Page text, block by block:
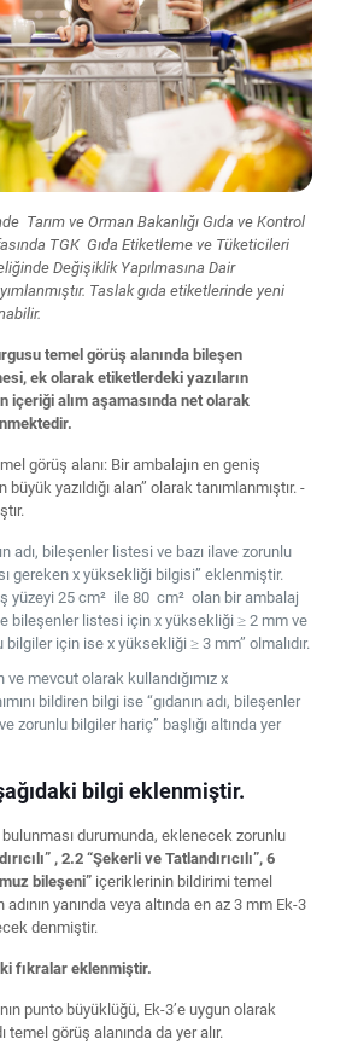
Tarım ve Orman Bakanlığı Gıda ve Kontrol
TGK Gıda Etiketleme ve Tüketicileri
Değişiklik Yapılmasına Dair
Taslak gıda etiketlerinde yeni
temel görüş alanında bileşen
ek olarak etiketlerdeki yazıların
içeriği alım aşamasında net olarak
görüş alanı: Bir ambalajın en geniş
yazıldığı alan” olarak tanımlanmıştır. -
adı, bileşenler listesi ve bazı ilave zorunlu
gereken x yüksekliği bilgisi” eklenmiştir.
yüzeyi 25 cm² ile 80 cm² olan bir ambalaj
ve bileşenler listesi için x yüksekliği ≥ 2 mm ve
bilgiler için ise x yüksekliği ≥ 3 mm” olmalıdır.
ve mevcut olarak kullandığımız x
bildiren bilgi ise “gıdanın adı, bileşenler
zorunlu bilgiler hariç” başlığı altında yer
bilgi eklenmiştir.
durumunda, eklenecek zorunlu
,2.2 “Şekerli ve Tatlandırıcılı”, 6
bileşeni” içeriklerinin bildirimi temel
adının yanında veya altında en az 3 mm Ek-3
denmiştir.
fıkralar eklenmiştir.
punto büyüklüğü, Ek-3’e uygun olarak
temel görüş alanında da yer alır.